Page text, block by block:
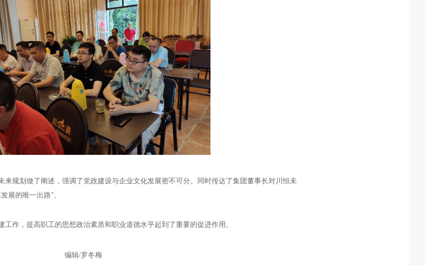
来规划 做了阐述 ，强调了党政建设与企业文化发展密不可分。
同时传达了集团董事长对川恒未
展的唯一出路”。
作，提高职工的思想政治素质和职业道德水平起到了重要的促进作用。
编辑/罗冬梅